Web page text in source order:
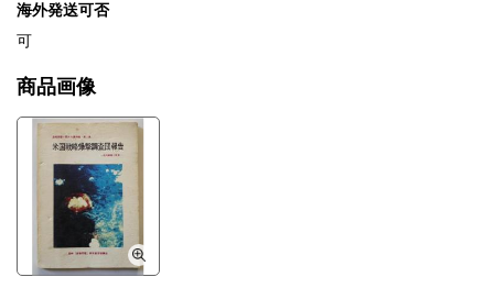
海外発送可否
可
商品画像